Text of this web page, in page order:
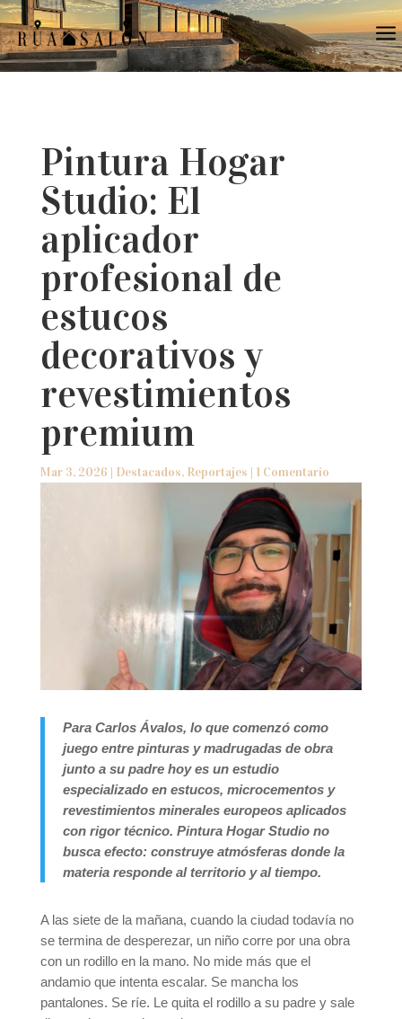
a
Pintura Hogar
Studio: El
aplicador
profesional de
estucos
decorativos y
revestimientos
premium
Mar 3, 2026 | Destacados, Reportajes | 1 Comentario
Para Carlos Ávalos, lo que comenzó como
juego entre pinturas y madrugadas de obra
junto a su padre hoy es un estudio
especializado en estucos, microcementos y
revestimientos minerales europeos aplicados
con rigor técnico. Pintura Hogar Studio no
busca efecto: construye atmósferas donde la
materia responde al territorio y al tiempo.
A las siete de la mañana, cuando la ciudad todavía no
se termina de desperezar, un niño corre por una obra
con un rodillo en la mano. No mide más que el
andamio que intenta escalar. Se mancha los
pantalones. Se ríe. Le quita el rodillo a su padre y sale